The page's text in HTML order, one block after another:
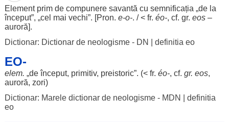
Element primde compunere savantă cu semnificația „de la
început”, „cel mai vechi”. [Pron. e-o-. / < fr. éo-, cf. gr. eos–
auroră].
Dictionar: Dictionar de neologisme - DN
definitia eo
EO-
elem. „deînceput, primitiv, preistoric”. (< fr. éo-, cf. gr. eos,
auroră, zori)
Dictionar: Marele dictionar de neologisme - MDN
definitia
eo